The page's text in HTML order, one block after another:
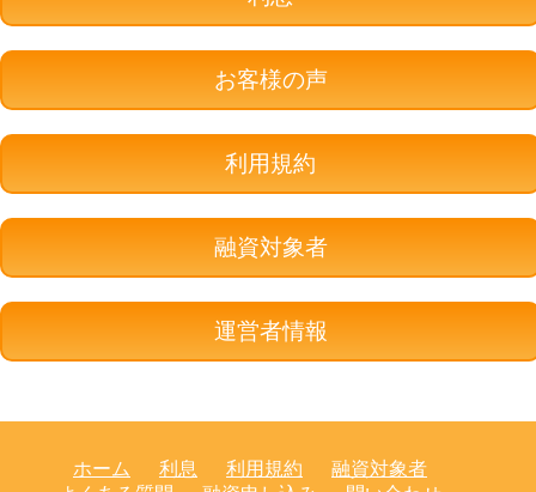
お客様の声
利用規約
融資対象者
運営者情報
ホーム 利息 利用規約
融資対象者